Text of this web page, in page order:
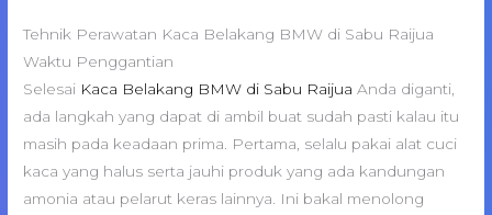
Tehnik Perawatan Kaca Belakang BMW di Sabu Raijua
Waktu Penggantian
Selesai Kaca Belakang BMW di Sabu Raijua Anda diganti,
ada langkah yang dapat di ambil buat sudah pasti kalau itu
masih pada keadaan prima. Pertama, selalu pakai alat cuci
kaca yang halus serta jauhi produk yang ada kandungan
amonia atau pelarut keras lainnya. Ini bakal menolong